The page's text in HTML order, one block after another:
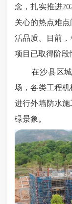
念，扎实推进
关心的热点难
活品质。目前
项目已取得阶段
在沙县区城
场，各类工程
进行外墙防水
碌景象。